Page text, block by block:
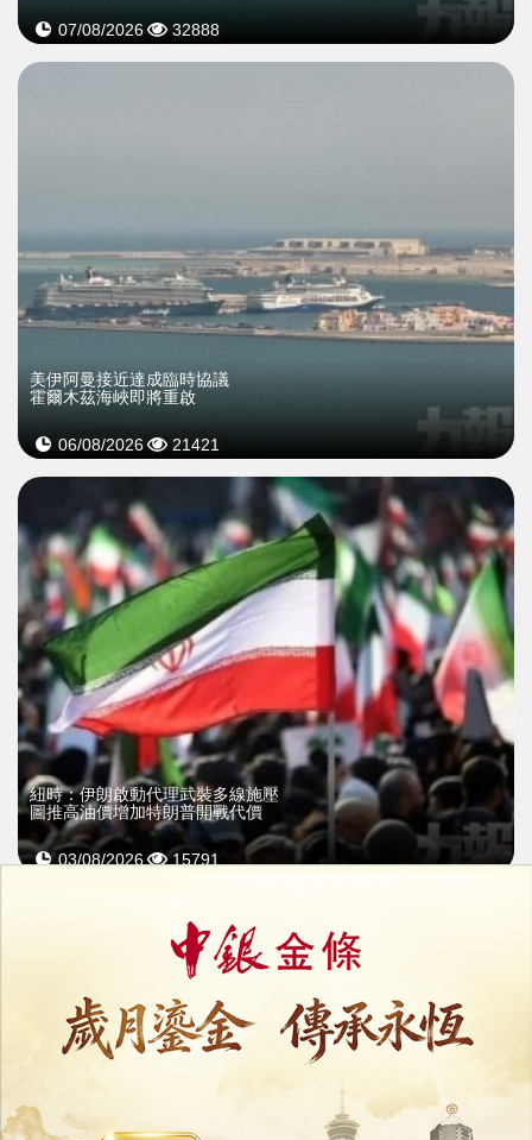
07/08/2026 32888
美伊阿曼接近達成臨時協議
霍爾木茲海峽即將重啟
06/08/2026 21421
紐時：伊朗啟動代理武裝多線施壓
圖推高油價增加特朗普開戰代價
03/08/2026 15791